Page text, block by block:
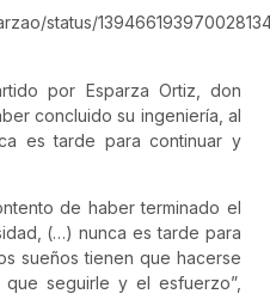
status/
por Esparza Ortiz, don
concluido su ingeniería, al
es tarde para continuar y
de haber terminado el
(…) nunca es tarde para
sueños tienen que hacerse
seguirle y el esfuerzo”,